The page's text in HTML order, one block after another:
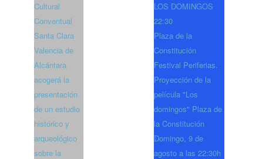
Cultural
Conventual
Santa Clara
Valencia de
Alcántara
acogerá la
presentación
de un estudio
histórico y
arqueológico
sobre la
LOS DOMINGOS
22:30
Plaza de la
Constitución
Festival Periferias.
Proyección de la
película "Los
domingos" Plaza de
la Constitución
Domingo, 9 de
agosto a las 22:30h